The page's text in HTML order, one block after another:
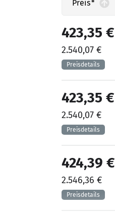
Preis*
423,35 €
2.540,07 €
423,35 €
2.540,07 €
424,39 €
2.546,36 €